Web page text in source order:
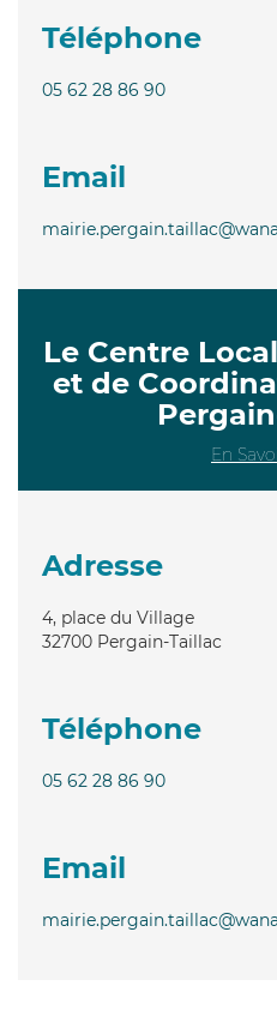
Téléphone
05 62 28 86 90
Email
Le Centre
et de
En
Adresse
4, place du Village
32700 Pergain-Taillac
Téléphone
05 62 28 86 90
Email